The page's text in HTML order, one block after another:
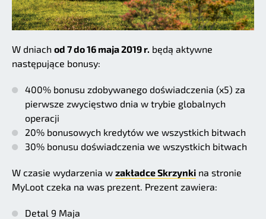
W dniach od 7 do 16 maja 2019 r. będą aktywne
następujące bonusy:
400% bonusu zdobywanego doświadczenia (x5) za
pierwsze zwycięstwo dnia w trybie globalnych
operacji
20% bonusowych kredytów we wszystkich bitwach
30% bonusu doświadczenia we wszystkich bitwach
W czasie wydarzenia w zakładce Skrzynki na stronie
MyLoot czeka na was prezent. Prezent zawiera:
Detal 9 Maja